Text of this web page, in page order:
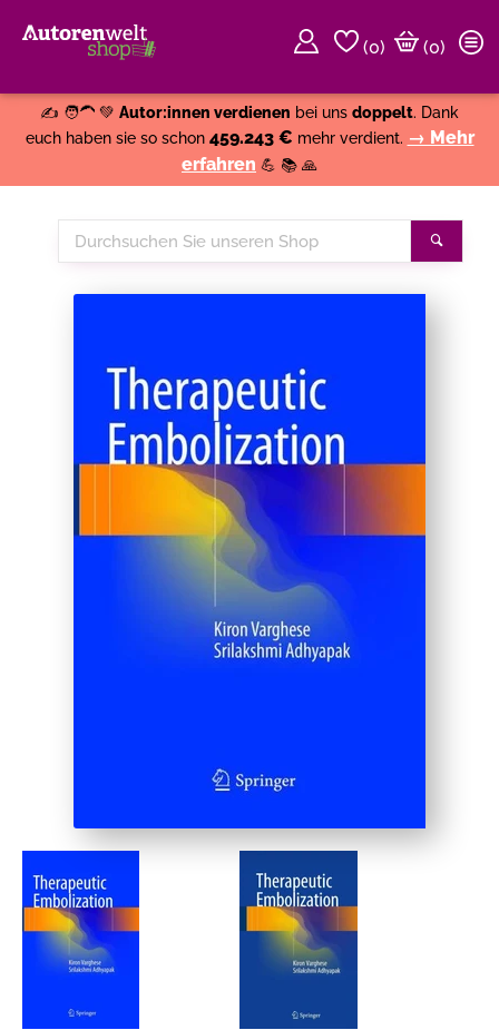
(0)
(0)
✍️ 🧑‍🦱 💚 Autor:innen verdienen bei uns doppelt. Dank
euch haben sie so schon 459.243 € mehr verdient. → Mehr
erfahren 💪 📚 🙏
Durchsuchen
Sie